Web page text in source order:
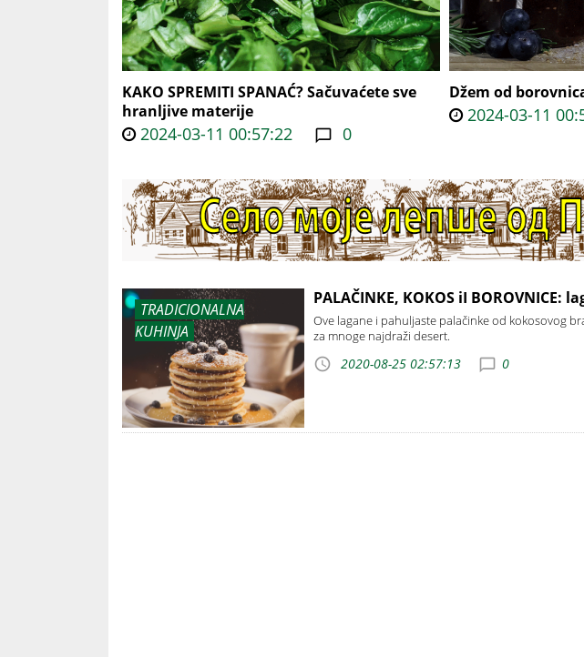
KAKO SPREMITI SPANAĆ? Sačuvaćete sve
hranljive materije
2024-03-11 00:57:22 0
Džem od
2024-03-11
TRADICIONALNA
KUHINJA
PALAČINKE, KOKOS iI BOROVNICE:
Ove lagane i pahuljaste palačinke od kokosovog
za mnoge najdraži desert.
2020-08-25 02:57:13 0